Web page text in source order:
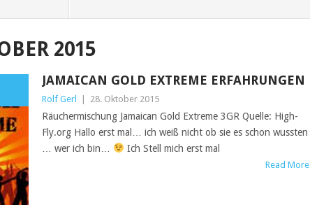
2015
JAMAICAN GOLD EXTREME ERFAHRUNGEN
Rolf Gerl 28. Oktober 2015
Räuchermischung Jamaican Gold Extreme 3GR Quelle: High-
Fly.org Hallo erst mal… ich weiß nicht ob sie es schon wussten
… wer ich bin…
Ich Stell mich erst mal
Read More